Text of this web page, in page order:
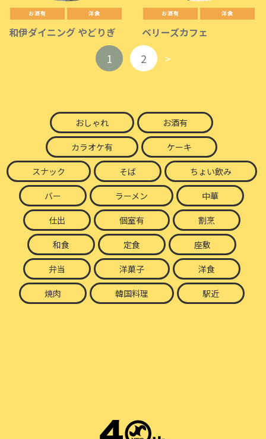
お酒有 洋食
和伊ダイニング やどりぎ
お酒有 洋食
ベリーズカフェ
1 2 >
おしゃれ お酒有
カラオケ有 ケーキ
スナック そば ちょい飲み
バー ラーメン 中華
仕出 個室有 割烹
和食 定食 座敷
弁当 洋菓子 洋食
焼肉 韓国料理 駅近